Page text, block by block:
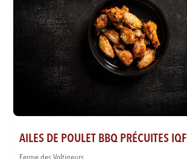
AILES DE POULET BBQ PRÉCUITES IQF